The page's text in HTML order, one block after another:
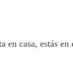
casa, estás